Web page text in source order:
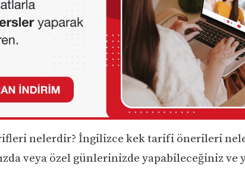
nelerdir? İngilizce kek tarifi önerileri
veya özel günlerinizde yapabileceğiniz ve